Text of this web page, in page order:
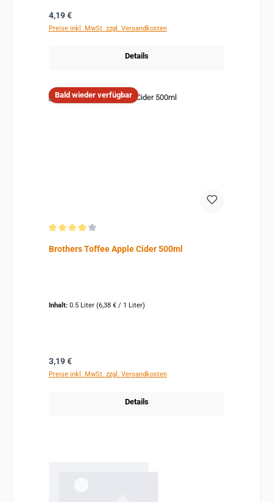
Regulärer Preis:
4,19 €
Preise inkl. MwSt. zzgl. Versandkosten
Details
Bald wieder verfügbar
Brothers Toffee Apple Cider 500ml
Inhalt: 0.5 Liter (6,38 € / 1 Liter)
Regulärer Preis:
3,19 €
Preise inkl. MwSt. zzgl. Versandkosten
Details